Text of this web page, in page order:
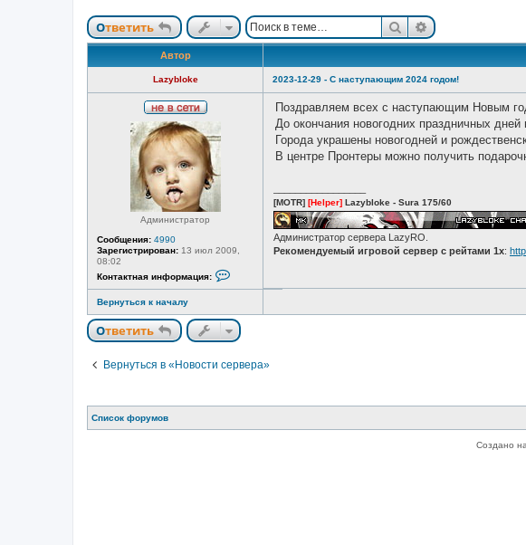
Ответить ПоискРасширенный
Автор
Lazybloke
в
с
е
т
и
Администратор
Сообщения: 4990
Зарегистрирован: 13 июл 2009,
08:02
Контактная информация:
н
а
к
т
я
2023-12-29 - С наступающим 2024 годом!
Поздравляем всех с наступающим Новым
До окончания новогодних праздничных
Города украшены новогодней и
В центре Пронтеры можно получить
[MOTR] [Helper] Lazybloke - Sura 175/60
Администратор сервера LazyRO.
Рекомендуемый игровой сервер с рейтами 1x:
Вернуться к началу
Ответить
Вернуться в «Новости сервера»
Список форумов
Создано